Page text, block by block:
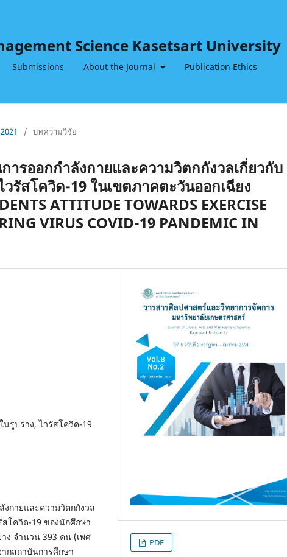
Science Kasetsart University
Submissions About the Journal Publication Ethics
/ บทความวิจัย
รออกกำลังกายและความวิตกกังวลเกี่ยวกับ
รัสโควิด-19 ในเขตภาคตะวันออกเฉียง
ATTITUDE TOWARDS EXERCISE
VIRUS COVID-19 PANDEMIC IN
รูปร่าง, ไวรัสโควิด-19
กายและความวิตกกังวล
โควิด-19 ของนักศึกษา
ง จำนวน 393 คน (เพศ
กสถาบันการศึกษา
PDF